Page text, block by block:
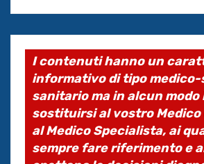
I contenuti hanno un
informativo di tipo
sanitario ma in alcun
sostituirsi al vostro Medico
al Medico Specialista, ai
sempre fare riferimento e